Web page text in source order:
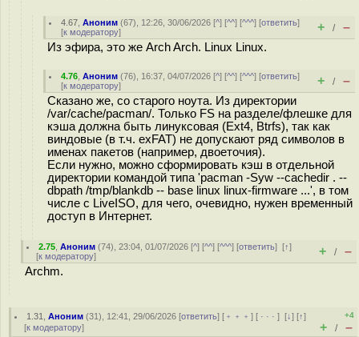
4.67 ,Аноним (67), 12:26, 30/06/2026 [^] [^^] [^^^] [ответить]
[к модератору] + / –
Из эфира, это же Arch Arch. Linux Linux.
4.76 ,Аноним (76), 16:37, 04/07/2026 [^] [^^] [^^^] [ответить]
[к модератору] + / –
Сказано же, со старого ноута. Из директории
/var/cache/pacman/. Только FS на разделе/флешке для
кэша должна быть линуксовая (Ext4, Btrfs), так как
виндовые (в т.ч. exFAT) не допускают ряд символов в
именах пакетов (например, двоеточия).
Если нужно, можно сформировать кэш в отдельной
директории командой типа 'pacman -Syw --cachedir . --
dbpath /tmp/blankdb -- base linux linux-firmware ...', в том
числе с LiveISO, для чего, очевидно, нужен временный
доступ в Интернет.
2.75 ,Аноним (74), 23:04, 01/07/2026 [^] [^^] [^^^] [ответить][↑]
[к модератору] + / –
Archm.
1.31 ,Аноним (31), 12:41, 29/06/2026 [ответить] [ ﹢﹢﹢] [ · · ·][↓] [↑]
[к модератору]
+4
+ / –